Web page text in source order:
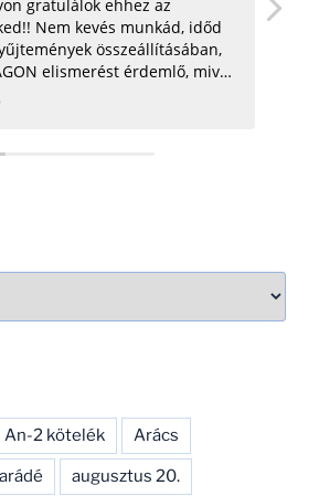
gratulálok ehhez az
Nem kevés munkád, időd
összeállításában,
elismerést érdemlő, mivel
rendszerezése
(MI2) kapcsolatban tudok
An-2 kötelék Arács
augusztus 20.